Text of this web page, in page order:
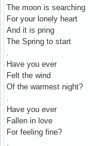
The moon is searching
For your lonely heart
And it is pring
The Spring to start
Have you ever
Felt the wind
Of the warmest night?
Have you ever
Fallen in love
For feeling fine?